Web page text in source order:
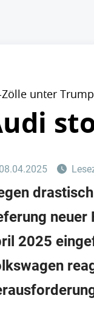
Zölle unter Trump
08.04.2025
neuer
2025